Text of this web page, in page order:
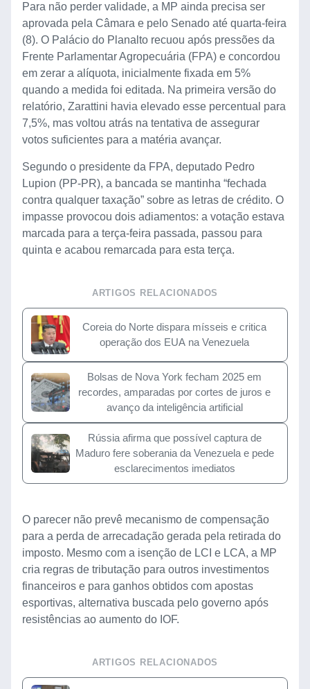
Para não perder validade, a MP ainda precisa ser
aprovada pela Câmara e pelo Senado até quarta-feira
(8). O Palácio do Planalto recuou após pressões da
Frente Parlamentar Agropecuária (FPA) e concordou
em zerar a alíquota, inicialmente fixada em 5%
quando a medida foi editada. Na primeira versão do
relatório, Zarattini havia elevado esse percentual para
7,5%, mas voltou atrás na tentativa de assegurar
votos suficientes para a matéria avançar.
Segundo o presidente da FPA, deputado Pedro
Lupion (PP-PR), a bancada se mantinha “fechada
contra qualquer taxação” sobre as letras de crédito. O
impasse provocou dois adiamentos: a votação estava
marcada para a terça-feira passada, passou para
quinta e acabou remarcada para esta terça.
ARTIGOS RELACIONADOS
Coreia do Norte dispara mísseis e critica
operação dos EUA na Venezuela
Bolsas de Nova York fecham 2025 em
recordes, amparadas por cortes de juros e
avanço da inteligência artificial
Rússia afirma que possível captura de
Maduro fere soberania da Venezuela e pede
esclarecimentos imediatos
O parecer não prevê mecanismo de compensação
para a perda de arrecadação gerada pela retirada do
imposto. Mesmo com a isenção de LCI e LCA, a MP
cria regras de tributação para outros investimentos
financeiros e para ganhos obtidos com apostas
esportivas, alternativa buscada pelo governo após
resistências ao aumento do IOF.
ARTIGOS RELACIONADOS